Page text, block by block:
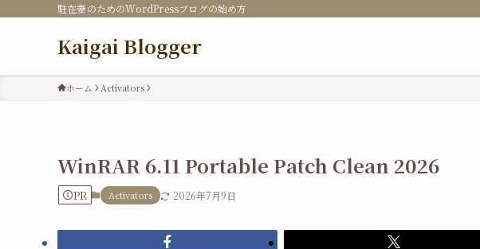
駐在妻のためのWordPressブログの始め方
Kaigai Blogger
ホーム Activators
WinRAR 6.11 Portable Patch Clean 2026
PR Activators 2026年7月9日